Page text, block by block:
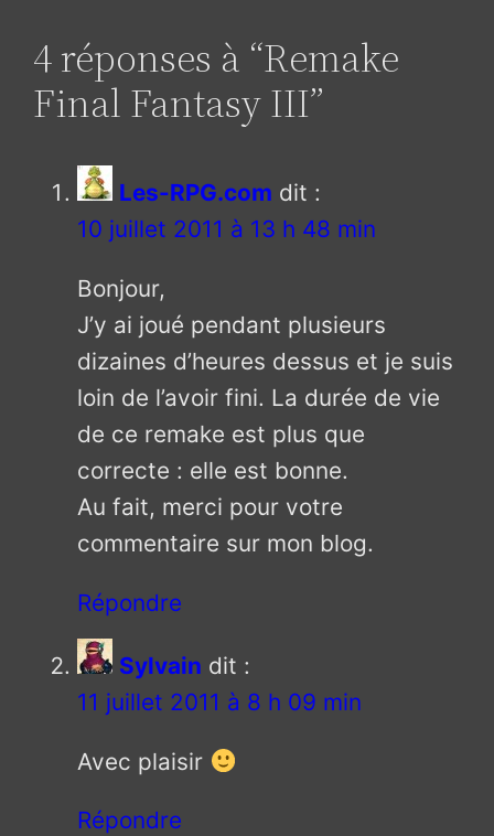
4 réponses à “Remake
Final Fantasy III”
Les-RPG.com dit :
10 juillet 2011 à 13 h 48 min
Bonjour,
J’y ai joué pendant plusieurs
dizaines d’heures dessus et je suis
loin de l’avoir fini. La durée de vie
de ce remake est plus que
correcte : elle est bonne.
Au fait, merci pour votre
commentaire sur mon blog.
Répondre
Sylvain dit :
11 juillet 2011 à 8 h 09 min
Avec plaisir
Répondre